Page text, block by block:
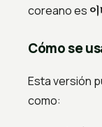
coreano es
Cómo se
Esta versión
como: